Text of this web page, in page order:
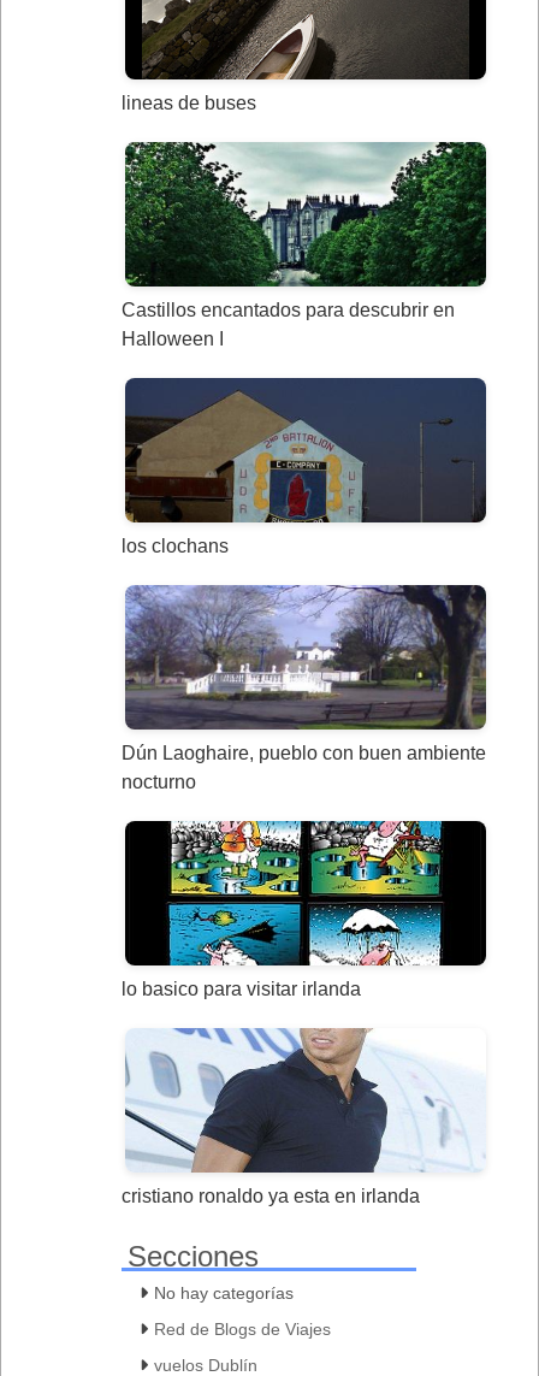
lineas de buses
Castillos encantados para descubrir en
Halloween I
los clochans
Dún Laoghaire, pueblo con buen ambiente
nocturno
lo basico para visitar irlanda
cristiano ronaldo ya esta en irlanda
Secciones
No hay categorías
Red de Blogs de Viajes
vuelos Dublín